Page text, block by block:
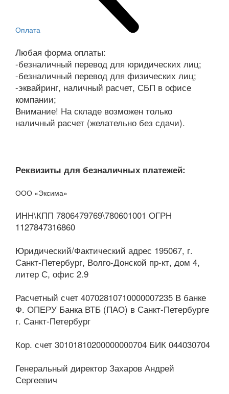
Оплата
Любая форма оплаты:
-безналичный перевод для юридических лиц;
-безналичный перевод для физических лиц;
-эквайринг, наличный расчет, СБП в офисе
компании;
Внимание! На складе возможен только
наличный расчет (желательно без сдачи).
Реквизиты для безналичных платежей:
ООО «Эксима»
ИНН\КПП 7806479769\780601001 ОГРН
1127847316860
Юридический/Фактический адрес 195067, г.
Санкт-Петербург, Волго-Донской пр-кт, дом 4,
литер С, офис 2.9
Расчетный счет 40702810710000007235 В банке
Ф. ОПЕРУ Банка ВТБ (ПАО) в Санкт-Петербурге
г. Санкт-Петербург
Кор. счет 30101810200000000704 БИК 044030704
Генеральный директор Захаров Андрей
Сергеевич